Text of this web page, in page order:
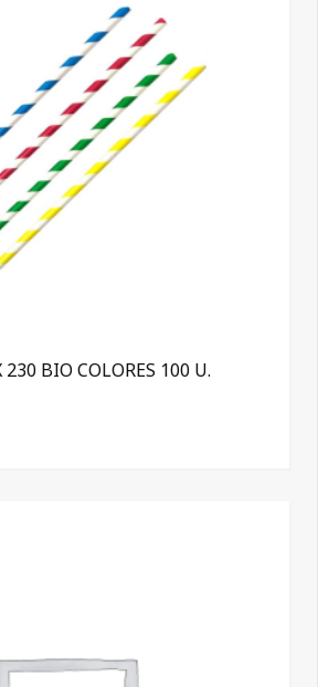
BIO COLORES 100 U.